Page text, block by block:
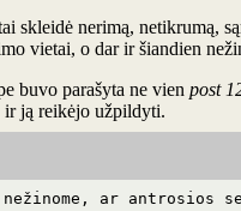
skleidė nerimą, netikrumą,
vietai, o dar ir šiandien
buvo parašyta ne vien post
ir ją reikėjo užpildyti.
ar antrosios